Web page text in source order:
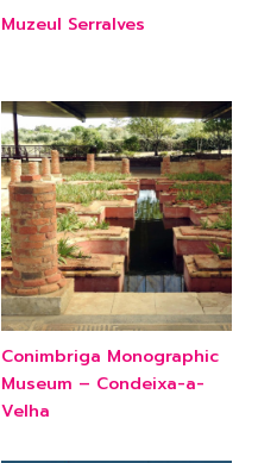
Muzeul Serralves
Conimbriga Monographic
Museum – Condeixa-a-
Velha